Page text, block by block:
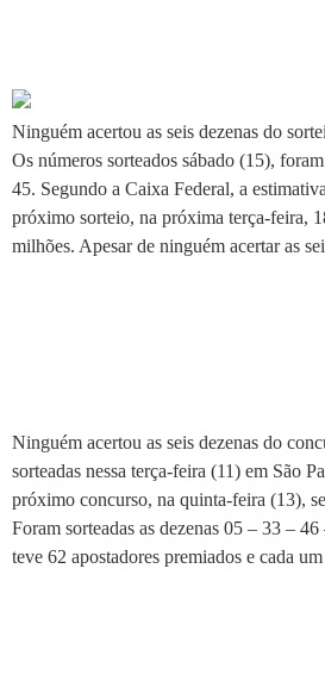
Ninguém acertou as seis dezenas do
Os números sorteados sábado (15),
45. Segundo a Caixa Federal, a
próximo sorteio, na próxima terça-feira,
milhões. Apesar de ninguém acertar as
Ninguém acertou as seis dezenas do
sorteadas nessa terça-feira (11) em São
próximo concurso, na quinta-feira (13),
Foram sorteadas as dezenas 05 – 33 –
teve 62 apostadores premiados e cada